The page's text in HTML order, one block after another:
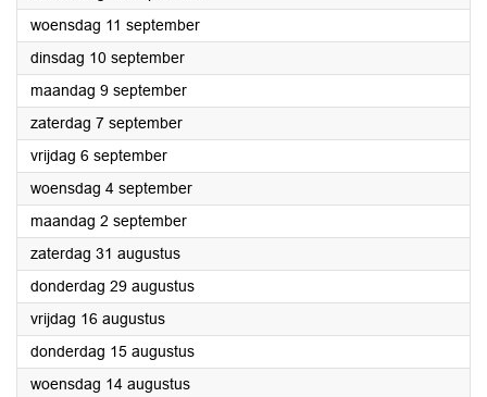
woensdag 11 september2024
dinsdag 10 september2024
maandag 9 september2024
zaterdag 7 september2024
vrijdag 6 september2024
woensdag 4 september2024
maandag 2 september2024
zaterdag 31 augustus2024
donderdag 29 augustus2024
vrijdag 16 augustus2024
donderdag 15 augustus2024
woensdag 14 augustus2024